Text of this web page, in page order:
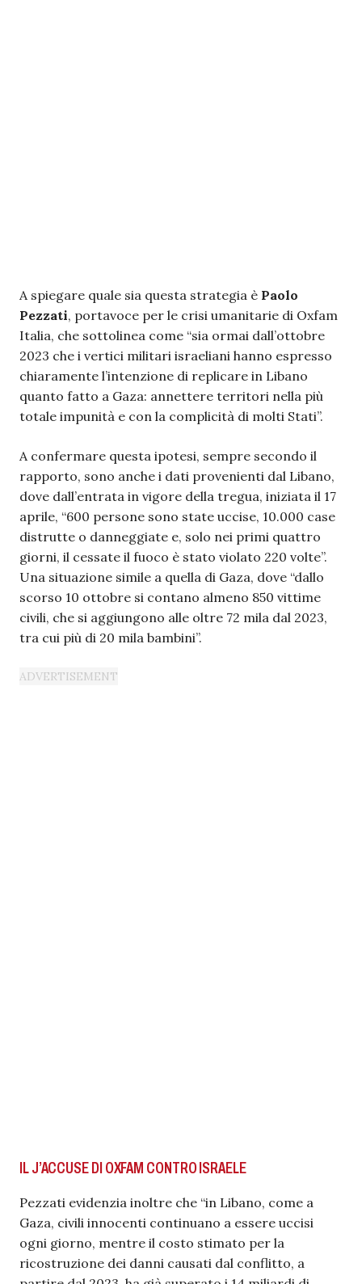
A spiegare quale sia questa strategia è Paolo
Pezzati, portavoce per le crisi umanitarie di Oxfam
Italia, che sottolinea come “sia ormai dall’ottobre
2023 che i vertici militari israeliani hanno espresso
chiaramente l’intenzione di replicare in Libano
quanto fatto a Gaza: annettere territori nella più
totale impunità e con la complicità di molti Stati”.
A confermare questa ipotesi, sempre secondo il
rapporto, sono anche i dati provenienti dal Libano,
dove dall’entrata in vigore della tregua, iniziata il 17
aprile, “600 persone sono state uccise, 10.000 case
distrutte o danneggiate e, solo nei primi quattro
giorni, il cessate il fuoco è stato violato 220 volte”.
Una situazione simile a quella di Gaza, dove “dallo
scorso 10 ottobre si contano almeno 850 vittime
civili, che si aggiungono alle oltre 72 mila dal 2023,
tra cui più di 20 mila bambini”.
IL J’ACCUSE DI OXFAM CONTRO ISRAELE
Pezzati evidenzia inoltre che “in Libano, come a
Gaza, civili innocenti continuano a essere uccisi
ogni giorno, mentre il costo stimato per la
ricostruzione dei danni causati dal conflitto, a